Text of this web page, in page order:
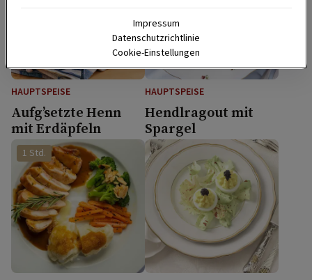
HAUPTSPEISE
Aufg’setzte Henn
mit Erdäpfeln
HAUPTSPEISE
Hendlragout mit
Spargel
1 Std.
Impressum
Datenschutzrichtlinie
Cookie-Einstellungen